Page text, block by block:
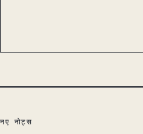
नए नोट्स